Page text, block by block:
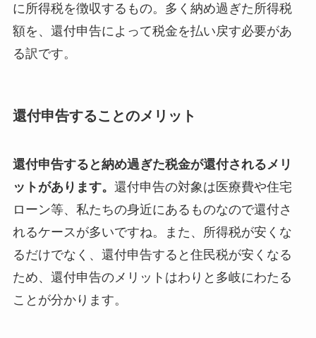
に所得税を徴収するもの。多く納め過ぎた所得税
額を、還付申告によって税金を払い戻す必要があ
る訳です。
還付申告することのメリット
還付申告すると納め過ぎた税金が還付されるメリ
ットがあります。 還付申告の対象は医療費や住宅
ローン等、私たちの身近にあるものなので還付さ
れるケースが多いですね。また、所得税が安くな
るだけでなく、還付申告すると住民税が安くなる
ため、還付申告のメリットはわりと多岐にわたる
ことが分かります。